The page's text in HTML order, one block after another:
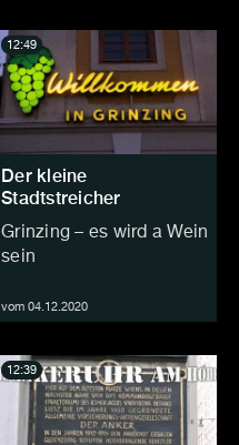
Der kleine
Stadtstreicher
Grinzing – es wird a Wein
sein
vom 04.12.2020
12:49
12:39